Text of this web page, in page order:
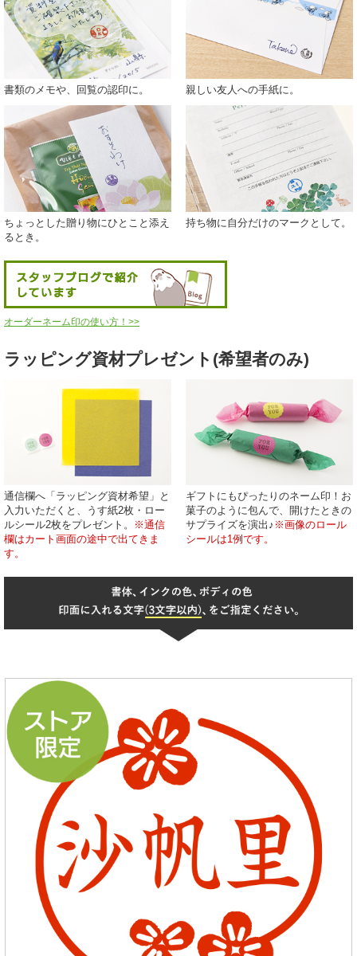
書類のメモや、回覧の認印に。 親しい友人への手紙に。
ちょっとした贈り物にひとこと添え
るとき。
持ち物に自分だけのマークとして。
オーダーネーム印の使い方！>>
ラッピング資材プレゼント(希望者のみ)
通信欄へ「ラッピング資材希望」と
入力いただくと、うす紙2枚・ロー
ルシール2枚をプレゼント。
※通信
欄はカート画面の途中で出てきま
す。
ギフトにもぴったりのネーム印！お
菓子のように包んで、開けたときの
サプライズを演出♪ ※画像のロール
シールは1例です。